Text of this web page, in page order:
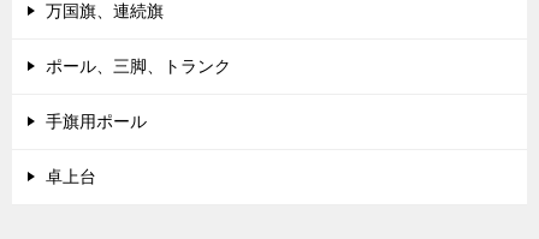
万国旗、連続旗
ポール、三脚、トランク
手旗用ポール
卓上台